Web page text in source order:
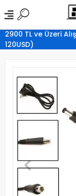
2900 TL ve Üzeri
120USD)